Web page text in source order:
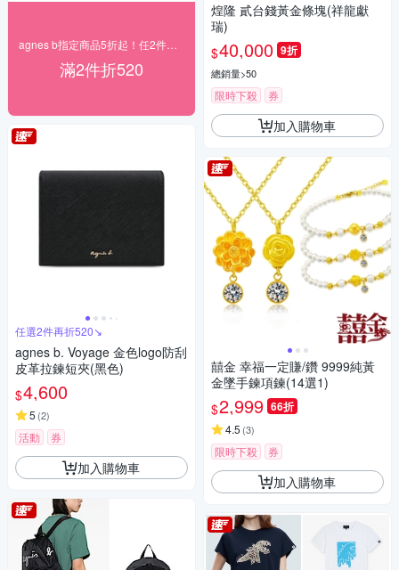
滿2件折520
任選2件再折520↘
agnes b. Voyage 金色logo防刮
皮革拉鍊短夾(黑色)
$4,600
5 (2)
活動 券
加入購物車
煌隆 貳台錢黃金條塊(祥龍獻
瑞)
$40,000 9折
總銷量>50
限時下殺 券
加入購物車
囍金 幸福一定賺/鑽 9999純黃
金墜手鍊項鍊(14選1)
$2,999 66折
4.5 (3)
限時下殺 券
加入購物車